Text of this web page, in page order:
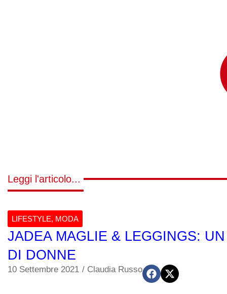
Leggi l'articolo...
LIFESTYLE, MODA
JADEA MAGLIE & LEGGINGS:
DI DONNE
10 Settembre 2021 / Claudia Russo